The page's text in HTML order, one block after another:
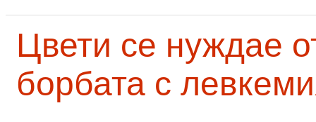
Цвети се нуждае
борбата с